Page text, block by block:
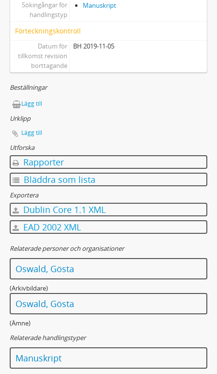
Sökingångar för
handlingstyp
Manuskript
Förteckningskontroll
Datum för
tillkomst revision
borttagande
BH 2019-11-05
Beställningar
Lägg till
Urklipp
Lägg till
Utforska
Rapporter
Bläddra som lista
Exportera
Dublin Core 1.1 XML
EAD 2002 XML
Relaterade personer och organisationer
Oswald, Gösta
(Arkivbildare)
Oswald, Gösta
(Ämne)
Relaterade handlingstyper
Manuskript